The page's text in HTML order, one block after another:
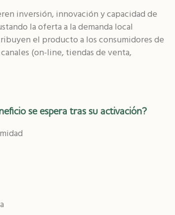
inversión, innovación y capacidad de
la oferta a la demanda local
el producto a los consumidores de
(on-line, tiendas de venta,
se espera tras su activación?